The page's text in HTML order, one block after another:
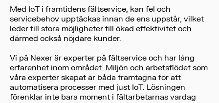
Med IoT i framtidens fältservice, kan fel och
servicebehov upptäckas innan de ens uppstår, vilket
leder till stora möjligheter till ökad effektivitet och
därmed också nöjdare kunder.
Vi på Nexer är experter på fältservice och har lång
erfarenhet inom området. Miljön och arbetsflödet som
våra experter skapat är båda framtagna för att
automatisera processer med just IoT. Lösningen
förenklar inte bara moment i fältarbetarnas vardag